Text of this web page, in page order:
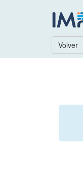
Volver